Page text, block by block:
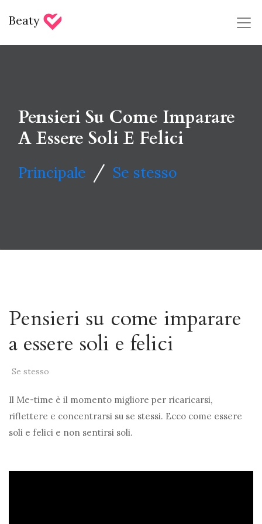
Beaty
Pensieri Su Come Imparare
A Essere Soli E Felici
Principale / Se stesso
Pensieri su come imparare
a essere soli e felici
Se stesso
Il Me-time è il momento migliore per ricaricarsi,
riflettere e concentrarsi su se stessi. Ecco come essere
soli e felici e non sentirsi soli.